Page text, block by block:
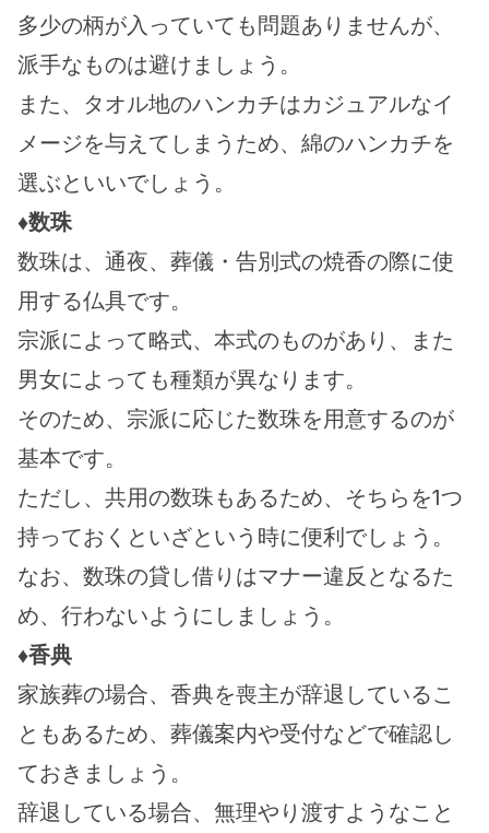
多少の柄が入っていても問題ありませんが、
派手なものは避けましょう。
また、タオル地のハンカチはカジュアルなイ
メージを与えてしまうため、綿のハンカチを
選ぶといいでしょう。
♦数珠
数珠は、通夜、葬儀・告別式の焼香の際に使
用する仏具です。
宗派によって略式、本式のものがあり、また
男女によっても種類が異なります。
そのため、宗派に応じた数珠を用意するのが
基本です。
ただし、共用の数珠もあるため、そちらを1つ
持っておくといざという時に便利でしょう。
なお、数珠の貸し借りはマナー違反となるた
め、行わないようにしましょう。
♦香典
家族葬の場合、香典を喪主が辞退しているこ
ともあるため、葬儀案内や受付などで確認し
ておきましょう。
辞退している場合、無理やり渡すようなこと